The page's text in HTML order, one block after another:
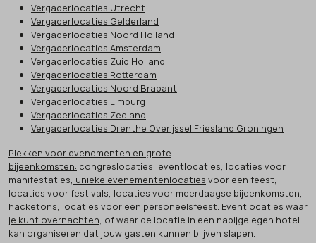
Vergaderlocaties Utrecht
Vergaderlocaties Gelderland
Vergaderlocaties Noord Holland
Vergaderlocaties Amsterdam
Vergaderlocaties Zuid Holland
Vergaderlocaties Rotterdam
Vergaderlocaties Noord Brabant
Vergaderlocaties Limburg
Vergaderlocaties Zeeland
Vergaderlocaties Drenthe Overijssel Friesland Groningen
Plekken voor evenementen en grote
bijeenkomsten: congreslocaties, eventlocaties, locaties voor
manifestaties, unieke evenementenlocaties voor een feest,
locaties voor festivals, locaties voor meerdaagse bijeenkomsten,
hacketons, locaties voor een personeelsfeest. Eventlocaties waar
je kunt overnachten, of waar de locatie in een nabijgelegen hotel
kan organiseren dat jouw gasten kunnen blijven slapen.